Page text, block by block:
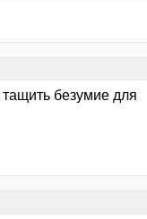
безумие для